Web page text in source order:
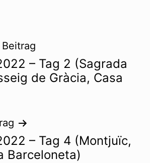
– Tag 2 (Sagrada
de Gràcia, Casa
– Tag 4 (Montjuïc,
Barceloneta)